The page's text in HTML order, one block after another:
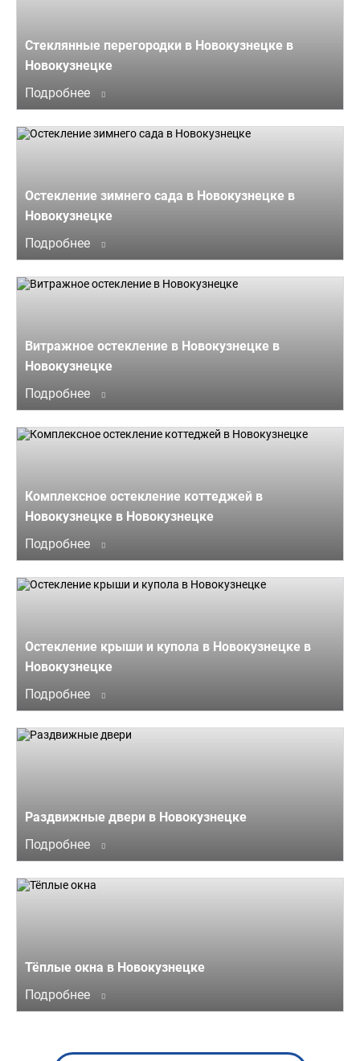
Стеклянные перегородки в Новокузнецке в
Новокузнецке
Подробнее
Остекление зимнего сада в Новокузнецке в
Новокузнецке
Подробнее
Витражное остекление в Новокузнецке в
Новокузнецке
Подробнее
Комплексное остекление коттеджей в
Новокузнецке в Новокузнецке
Подробнее
Остекление крыши и купола в Новокузнецке в
Новокузнецке
Подробнее
Раздвижные двери в Новокузнецке
Подробнее
Тёплые окна в Новокузнецке
Подробнее